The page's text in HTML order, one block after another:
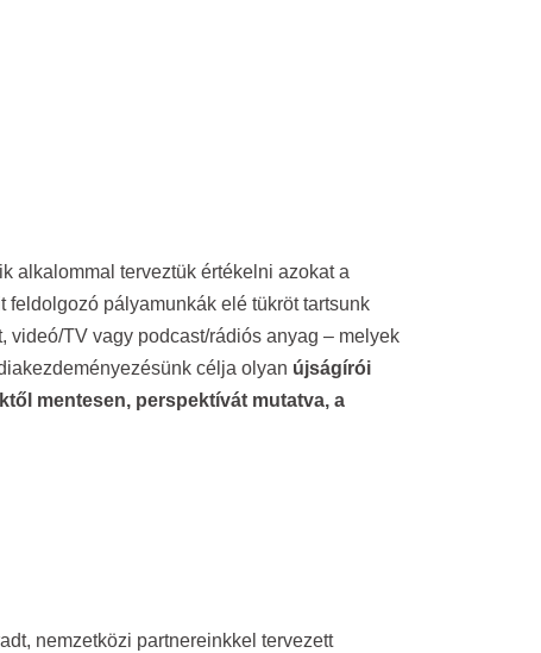
alkalommal terveztük értékelni azokat a
pályamunkák elé tükröt tartsunk
videó/TV vagy podcast/rádiós anyag – melyek
célja olyan újságírói
mentesen, perspektívát mutatva, a
nemzetközi partnereinkkel tervezett